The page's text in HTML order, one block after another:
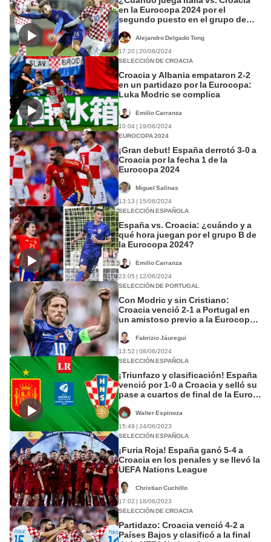
en la Eurocopa 2024 por el
segundo puesto en el grupo de
Alejandro Delgado Tong
17:20 | 20/06/2024
SELECCIÓN DE CROACIA
Croacia y Albania empataron 2-2
en un partidazo por la Eurocopa:
Luka Modric se complica
Emilio Carranza
10:04 | 19/06/2024
EUROCOPA 2024
¡Gran debut! España derrotó 3-0 a
Croacia por la fecha 1 de la
Eurocopa 2024
Miguel Salinas
13:13 | 15/06/2024
SELECCIÓN ESPAÑOLA
España vs. Croacia: ¿cuándo y a
qué hora juegan por el grupo B de
la Eurocopa 2024?
Emilio Carranza
23:05 | 12/06/2024
SELECCIÓN DE PORTUGAL
Con Modric y sin Cristiano:
Croacia venció 2-1 a Portugal en
un amistoso previo a la Eurocopa
Fabrizio Jáuregui
13:52 | 08/06/2024
SELECCIÓN ESPAÑOLA
¡Triunfazo y clasificación! España
venció por 1-0 a Croacia y selló su
pase a cuartos de final de la Euro
Walter Espinoza
15:49 | 24/06/2023
SELECCIÓN ESPAÑOLA
¡Furia Roja! España ganó 5-4 a
Croacia en los penales y se llevó la
UEFA Nations League
Christian Cuchillo
17:02 | 18/06/2023
SELECCIÓN DE CROACIA
Partidazo: Croacia venció 4-2 a
Países Bajos y clasificó a la final